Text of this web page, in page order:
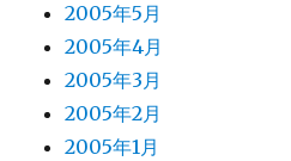
2005年5月
2005年4月
2005年3月
2005年2月
2005年1月